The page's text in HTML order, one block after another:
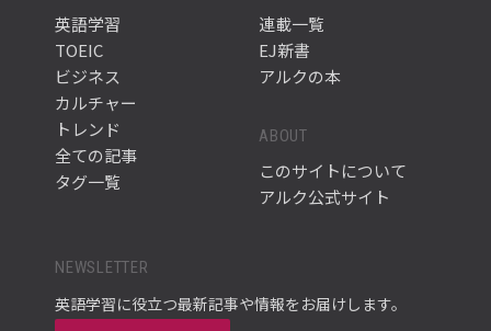
英語学習
TOEIC
ビジネス
カルチャー
トレンド
全ての記事
タグ一覧
連載一覧
EJ新書
アルクの本
ABOUT
このサイトについて
アルク公式サイト
NEWSLETTER
英語学習に役立つ最新記事や情報をお届けします。